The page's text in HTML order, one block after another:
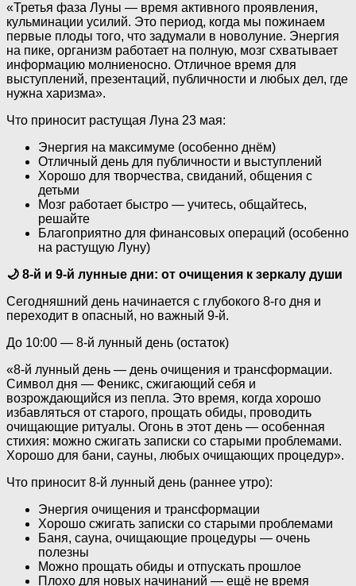
«Третья фаза Луны — время активного проявления,
кульминации усилий. Это период, когда мы пожинаем
первые плоды того, что задумали в новолуние. Энергия
на пике, организм работает на полную, мозг схватывает
информацию молниеносно. Отличное время для
выступлений, презентаций, публичности и любых дел, где
нужна харизма».
Что приносит растущая Луна 23 мая:
Энергия на максимуме (особенно днём)
Отличный день для публичности и выступлений
Хорошо для творчества, свиданий, общения с
детьми
Мозг работает быстро — учитесь, общайтесь,
решайте
Благоприятно для финансовых операций (особенно
на растущую Луну)
🌙 8-й и 9-й лунные дни: от очищения к зеркалу души
Сегодняшний день начинается с глубокого 8-го дня и
переходит в опасный, но важный 9-й.
До 10:00 — 8-й лунный день (остаток)
«8-й лунный день — день очищения и трансформации.
Символ дня — Феникс, сжигающий себя и
возрождающийся из пепла. Это время, когда хорошо
избавляться от старого, прощать обиды, проводить
очищающие ритуалы. Огонь в этот день — особенная
стихия: можно сжигать записки со старыми проблемами.
Хорошо для бани, сауны, любых очищающих процедур».
Что приносит 8-й лунный день (раннее утро):
Энергия очищения и трансформации
Хорошо сжигать записки со старыми проблемами
Баня, сауна, очищающие процедуры — очень
полезны
Можно прощать обиды и отпускать прошлое
Плохо для новых начинаний — ещё не время